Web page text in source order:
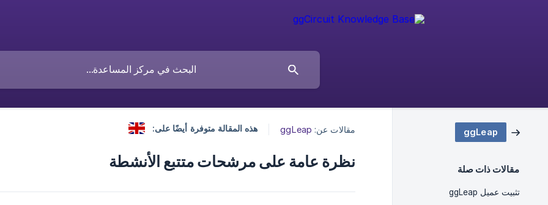
ggLeap
مقالات ذات صلة
تثبيت عميل ggLeap
مقالات عن: ggLeap هذه المقالة متوفرة أيضًا على:
نظرة عامة على مرشحات متتبع الأنشطة